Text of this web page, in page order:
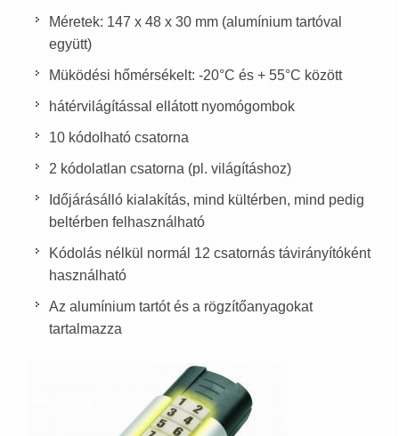
Méretek: 147 x 48 x 30 mm (alumínium tartóval
együtt)
Müködési hőmérsékelt: -20°C és + 55°C között
hátérvilágítással ellátott nyomógombok
10 kódolható csatorna
2 kódolatlan csatorna (pl. világításhoz)
Időjárásálló kialakítás, mind kültérben, mind pedig
beltérben felhasználható
Kódolás nélkül normál 12 csatornás távirányítóként
használható
Az alumínium tartót és a rögzítőanyagokat
tartalmazza